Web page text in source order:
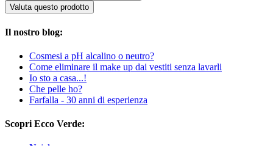
Valuta questo prodotto
Il nostro blog:
Cosmesi a pH alcalino o neutro?
Come eliminare il make up dai vestiti senza lavarli
Io sto a casa...!
Che pelle ho?
Farfalla - 30 anni di esperienza
Scopri Ecco Verde: